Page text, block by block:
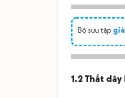
Bộ sưu tập
1.2 Thắt